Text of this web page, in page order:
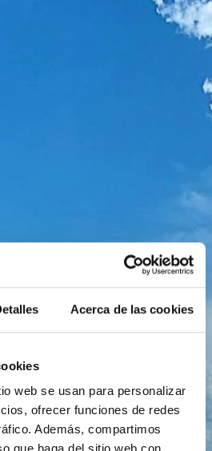
Acerca de las cookies
web se usan para personalizar
ofrecer funciones de redes
Además, compartimos
corazón
la